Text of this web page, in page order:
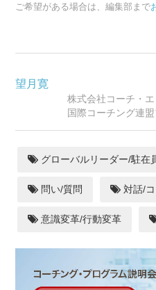
ご希望がある場合は、編集部まで
望月寛
株式会社コーチ・
国際コーチング連
グローバルリーダー/駐在
問い/質問 対話/
意識変革/行動変革